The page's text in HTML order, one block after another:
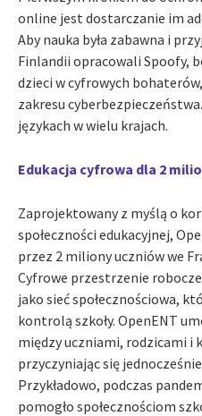
online jest dostarczanie im
Aby nauka była zabawna i
Finlandii opracowali Spoofy,
dzieci w cyfrowych
zakresu
językach w wielu krajach.
Edukacja cyfrowa dla 2
Zaprojektowany z myślą o
społeczności edukacyjnej,
przez 2 miliony uczniów we
Cyfrowe przestrzenie robocze
jako sieć społecznościowa,
kontrolą szkoły. OpenENT
między uczniami, rodzicami i
przyczyniając się
Przykładowo, podczas
pomogło społecznościom